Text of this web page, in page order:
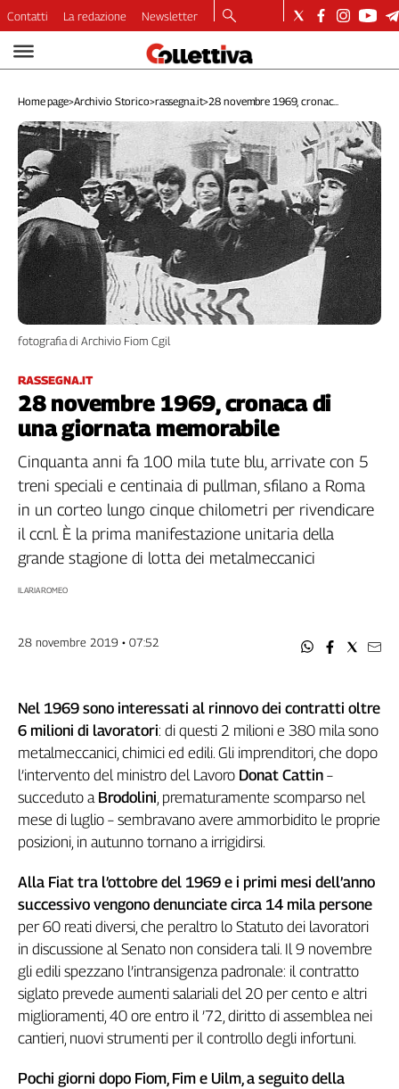
Video
Dirette
Longform
Copertine
Economia
Lavoro
Ambiente
Diritti
Welfare
Italia
Internazionale
Culture
Categorie
Filcams
Filctem
Fillea
Filt
Fiom
Fisac
Fp
Slc
Caaf
Speciali
G8
di
Genova,
il
sangue
della
ragione
anni
Cgil
Collettiva
Academy
Collettiva
Play
Rubriche
Contatti La redazione Newsletter
Home page>Archivio Storico>rassegna.it>28 novembre 1969, cronac...
RASSEGNA.IT
28 novembre 1969, cronaca di
una giornata memorabile
fotografia di Archivio Fiom Cgil
Cinquanta anni fa 100 mila tute blu, arrivate con 5
treni speciali e centinaia di pullman, sfilano a Roma
in un corteo lungo cinque chilometri per rivendicare
il ccnl. È la prima manifestazione unitaria della
grande stagione di lotta dei metalmeccanici
ILARIA ROMEO
28 novembre 2019 • 07:52
Nel 1969 sono interessati al rinnovo dei contratti oltre
6 milioni di lavoratori: di questi 2 milioni e 380 mila sono
metalmeccanici, chimici ed edili. Gli imprenditori, che dopo
l’intervento del ministro del Lavoro Donat Cattin –
succeduto a Brodolini, prematuramente scomparso nel
mese di luglio – sembravano avere ammorbidito le proprie
posizioni, in autunno tornano a irrigidirsi.
Alla Fiat tra l’ottobre del 1969 e i primi mesi dell’anno
successivo vengono denunciate circa 14 mila persone
per 60 reati diversi, che peraltro lo Statuto dei lavoratori
in discussione al Senato non considera tali. Il 9 novembre
gli edili spezzano l’intransigenza padronale: il contratto
siglato prevede aumenti salariali del 20 per cento e altri
miglioramenti, 40 ore entro il ’72, diritto di assemblea nei
cantieri, nuovi strumenti per il controllo degli infortuni.
Pochi giorni dopo Fiom, Fim e Uilm, a seguito della